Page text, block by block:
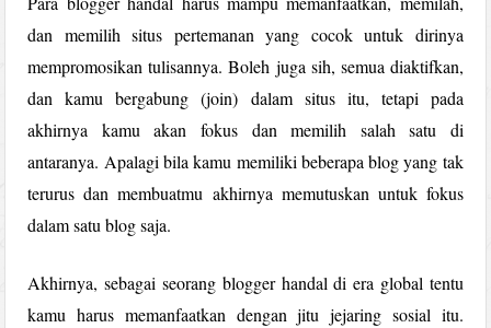
dan memilih situs pertemanan yang cocok untuk dirinya
mempromosikan tulisannya. Boleh juga sih, semua diaktifkan,
dan kamu bergabung (join) dalam situs itu, tetapi pada
akhirnya kamu akan fokus dan memilih salah satu di
antaranya. Apalagi bila kamu memiliki beberapa blog yang tak
terurus dan membuatmu akhirnya memutuskan untuk fokus
dalam satu blog saja.
Akhirnya, sebagai seorang blogger handal di era global tentu
kamu harus memanfaatkan dengan jitu jejaring sosial itu.